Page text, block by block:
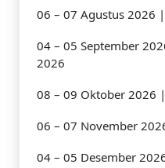
06 – 07 Agustus 2026
04 – 05 September
2026
08 – 09 Oktober 2026
06 – 07 November
04 – 05 Desember